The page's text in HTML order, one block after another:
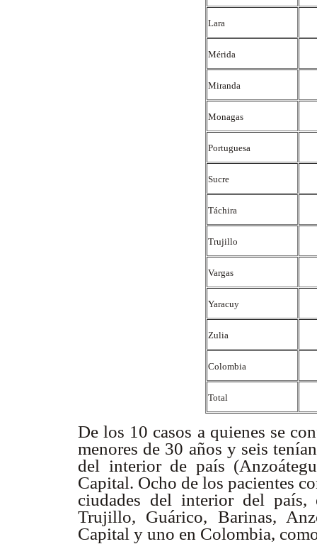
Lara
Mérida
Miranda
Monagas
Portuguesa
Sucre
Táchira
Trujillo
Vargas
Yaracuy
Zulia
Colombia
Total
De los 10 casos a quienes se
menores de 30 años y seis
del interior de país
Capital. Ocho de los pacientes
ciudades del interior del país,
Trujillo, Guárico, Barinas,
Capital y uno en Colombia,